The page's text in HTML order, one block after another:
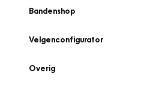
Bandenshop
Velgenconfigurator
Overig